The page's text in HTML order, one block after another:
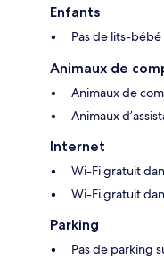
Enfants
Pas de lits-bébé
Animaux de
Animaux de
Animaux
Internet
Wi-Fi gratuit
Wi-Fi gratuit
Parking
Pas de parking